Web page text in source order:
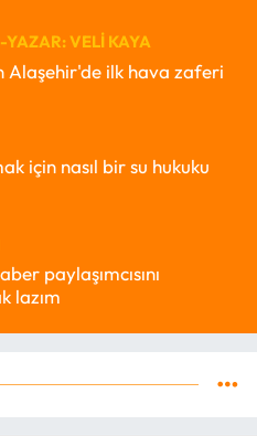
VELI KAYA
Alaşehir'de ilk hava zaferi
için nasıl bir su hukuku
paylaşımcısını
lazım